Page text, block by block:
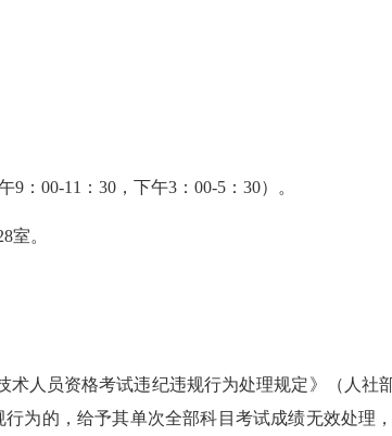
9： 00-11 ： 30，下午3： 00-5： 30）。
室。
术人员资格考试违纪违规行为处理规定》（人社
为的，给予其单次全部科目考试成绩无效处理